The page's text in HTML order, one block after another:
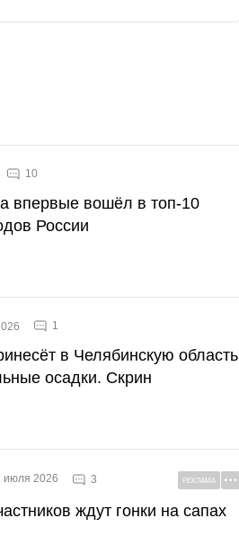
10
впервые вошёл в топ-10
России
1
в Челябинскую область
осадки. Скрин
июля 2026 3 РЕКЛАМА
ждут гонки на сапах